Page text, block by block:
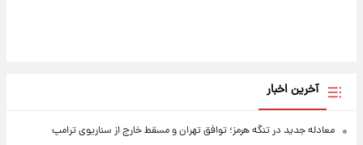
آخرین اخبار
معادله جدید در تنگه هرمز؛ توافق تهران و مسقط خارج از سناریوی ترامپ